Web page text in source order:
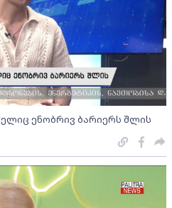
ენობრივ ბარიერს შლის